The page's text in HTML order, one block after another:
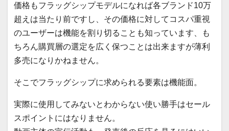
価格もフラッグシップモデルになれば各ブランド10万
超えは当たり前ですし、その価格に対してコスパ重視
のユーザーは機能を割り切ることも知っています、も
ちろん購買層の選定を広く保つことは出来ますが薄利
多売になりかねません。
そこでフラッグシップに求められる要素は機能面。
実際に使用してみないとわからない使い勝手はセール
スポイントにはなりません。